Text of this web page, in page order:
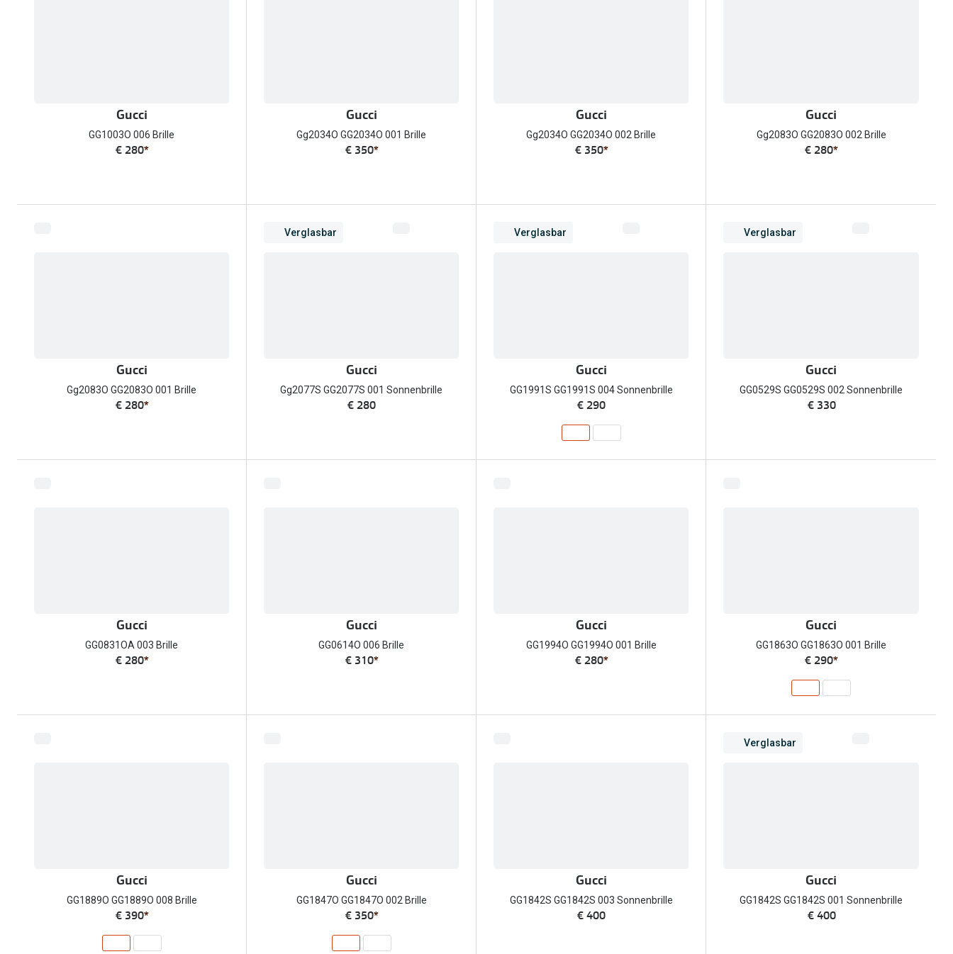
Gucci
GG1003O 006 Brille
€ 280*
Gucci
Gg2034O GG2034O 001 Brille
€ 350*
Gucci
Gg2034O GG2034O 002 Brille
€ 350*
Gucci
Gg2083O GG2083O 002 Brille
€ 280*
Gucci
Gg2083O GG2083O 001 Brille
€ 280*
Verglasbar
Gucci
Gg2077S GG2077S 001 Sonnenbrille
€ 280
Verglasbar
Gucci
GG1991S GG1991S 004 Sonnenbrille
€ 290
Verglasbar
Gucci
GG0529S GG0529S 002 Sonnenbrille
€ 330
Gucci
GG0831OA 003 Brille
€ 280*
Gucci
GG0614O 006 Brille
€ 310*
Gucci
GG1994O GG1994O 001 Brille
€ 280*
Gucci
GG1863O GG1863O 001 Brille
€ 290*
Gucci
GG1889O GG1889O 008 Brille
€ 390*
Gucci
GG1847O GG1847O 002 Brille
€ 350*
Gucci
GG1842S GG1842S 003 Sonnenbrille
€ 400
Verglasbar
Gucci
GG1842S GG1842S 001 Sonnenbrille
€ 400